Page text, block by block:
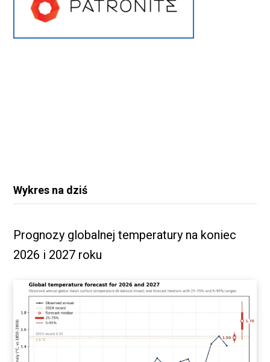
Wykres na dziś
Prognozy globalnej temperatury na koniec
2026 i 2027 roku